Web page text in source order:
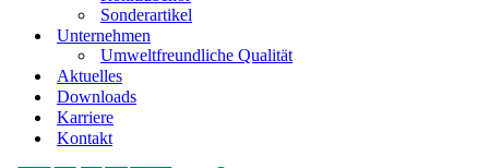
Sonderartikel
Unternehmen
Umweltfreundliche Qualität
Aktuelles
Downloads
Karriere
Kontakt